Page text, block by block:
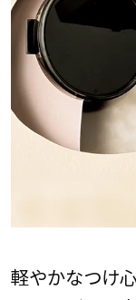
軽やかなつけ